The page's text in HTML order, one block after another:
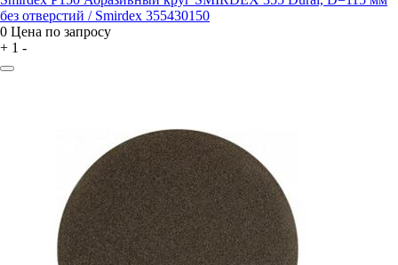
без отверстий / Smirdex 355430150
0 Цена по запросу
+ 1 -